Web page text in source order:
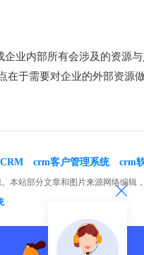
企业内部所有会涉及的资源
在于需要对企业的外部资源
CRM crm客户管理系统 crm
本站部分文章和图片来源网络编